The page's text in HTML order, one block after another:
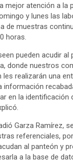
mejor atención a la
y lunes las
de muestras
horas.
pueden acudir al
donde nuestros
les realizarán una
información
en la identificación
Garza Ramírez,
referenciales,
al panteón y
a la base de